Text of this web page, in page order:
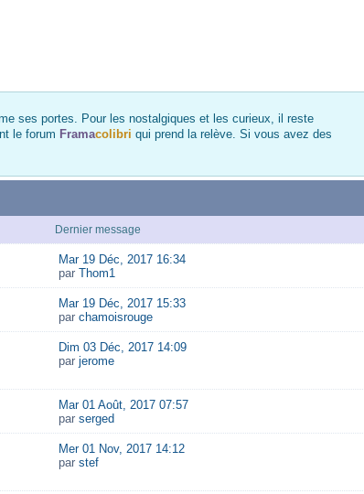
ses portes. Pour les nostalgiques et les curieux, il reste
le forum Framacolibri qui prend la relève. Si vous avez des
Dernier message
Mar 19 Déc, 2017 16:34
par Thom1
Mar 19 Déc, 2017 15:33
par chamoisrouge
Dim 03 Déc, 2017 14:09
par jerome
Mar 01 Août, 2017 07:57
par serged
Mer 01 Nov, 2017 14:12
par stef